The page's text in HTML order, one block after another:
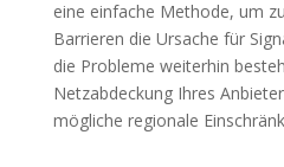
eine einfache Methode, um
Barrieren die Ursache für
die Probleme weiterhin
Netzabdeckung Ihres
mögliche regionale